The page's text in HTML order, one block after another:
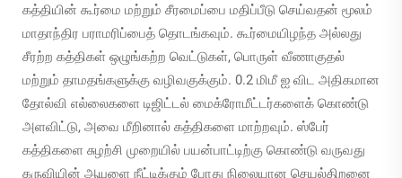
கத்தியின் கூர்மை மற்றும் சீரமைப்பை மதிப்பீடு செய்வதன் மூலம்
மாதாந்திர பராமரிப்பைத் தொடங்கவும். கூர்மையிழந்த அல்லது
சீரற்ற கத்திகள் ஒழுங்கற்ற வெட்டுகள், பொருள் வீணாகுதல்
மற்றும் தாமதங்களுக்கு வழிவகுக்கும். 0.2 மிமீ ஐ விட அதிகமான
தோல்வி எல்லைகளை டிஜிட்டல் மைக்ரோமீட்டர்களைக் கொண்டு
அளவிட்டு, அவை மீறினால் கத்திகளை மாற்றவும். ஸ்பேர்
கத்திகளை சுழற்சி முறையில் பயன்பாட்டிற்கு கொண்டு வருவது
கருவியின் ஆயுளை நீட்டிக்கும் போது நிலையான செயல்திறனை